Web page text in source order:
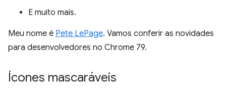
E muito mais.
Meu nome é Pete LePage. Vamos conferir as novidades
para desenvolvedores no Chrome 79.
Ícones mascaráveis